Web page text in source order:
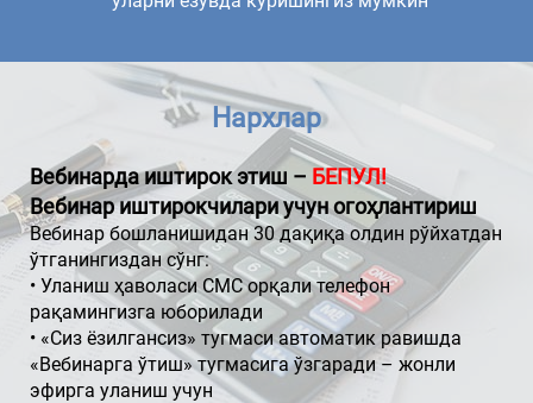
Нархлар
Вебинарда иштирок этиш – БЕПУЛ!
Вебинар иштирокчилари учун огоҳлантириш
Вебинар бошланишидан 30 дақиқа олдин рўйхатдан
ўтганингиздан сўнг:
• Уланиш ҳаволаси СМС орқали телефон
рақамингизга юборилади
• «Сиз ёзилгансиз» тугмаси автоматик равишда
«Вебинарга ўтиш» тугмасига ўзгаради – жонли
эфирга уланиш учун